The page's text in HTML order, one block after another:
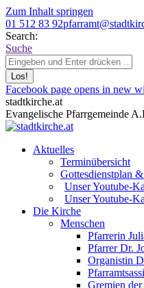
Zum Inhalt springen
01 512 83 92
Search:
Suche
Facebook page opens in new
stadtkirche.at
Evangelische Pfarrgemeinde
Aktuelles
Terminübersicht
Gottesdienstplan
Unser Youtube-
Unser Youtube-
Die Kirche
Menschen
Pfarrerin
Pfarrer Dr.
Organistin
Gremien